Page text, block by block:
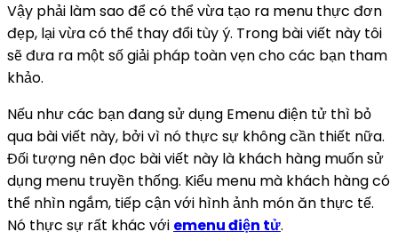
Vậy phải làm sao để có thể vừa tạo ra menu thực đơn
đẹp, lại vừa có thể thay đổi tùy ý. Trong bài viết này tôi
sẽ đưa ra một số giải pháp toàn vẹn cho các bạn tham
khảo.
Nếu như các bạn đang sử dụng Emenu điện tử thì bỏ
qua bài viết này, bởi vì nó thực sự không cần thiết nữa.
Đối tượng nên đọc bài viết này là khách hàng muốn sử
dụng menu truyền thống. Kiểu menu mà khách hàng có
thể nhìn ngắm, tiếp cận với hình ảnh món ăn thực tế.
Nó thực sự rất khác với emenu điện tử.